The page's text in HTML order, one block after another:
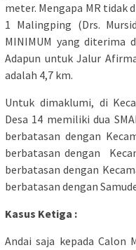
meter. Mengapa MR tidak
1 Malingping (Drs.
MINIMUM yang diterima
Adapun untuk Jalur
adalah 4,7 km.
Untuk dimaklumi, di
Desa 14 memiliki dua
berbatasan dengan
berbatasan dengan
berbatasan dengan
berbatasan dengan
Kasus Ketiga :
Andai saja kepada Calon